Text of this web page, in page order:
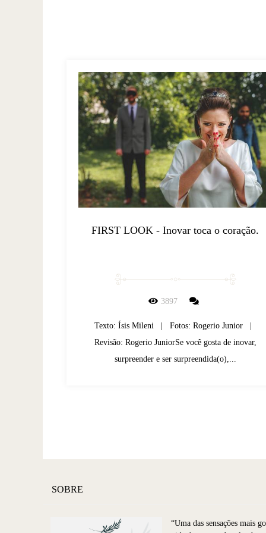
FIRST LOOK - Inovar toca o coração.
3897
Texto: Ísis Mileni | Fotos: Rogerio Junior |
Revisão: Rogerio JuniorSe você gosta de inovar,
surpreender e ser surpreendida(o),...
SOBRE
“Uma das sensações mais